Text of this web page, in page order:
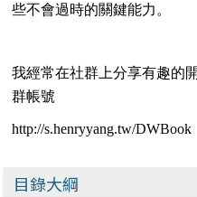
些不會過時的關鍵能力。
我經常在社群上分享有趣的
群帳號
http://s.henryyang.tw/DWBook
目錄大綱